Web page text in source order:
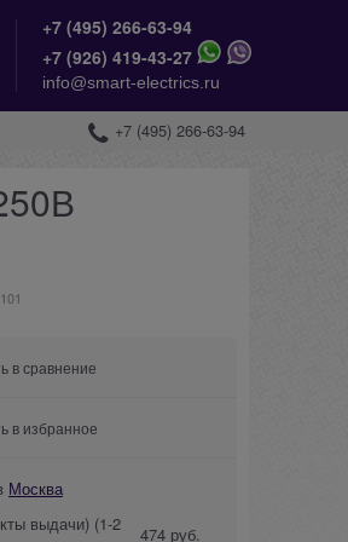
+7 (495) 266-63-94
+7 (926) 419-43-27
info@smart-electrics.ru
+7 (495) 266-63-94
в сравнение
в избранное
Москва
выдачи) (1-2
474 руб.